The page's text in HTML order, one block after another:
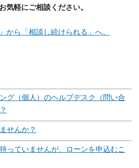
気軽にご相談ください。
から「相談し続けられる」へ。
グ（個人）のヘルプデスク（問い合
せんか？
っていませんが、ローンを申込むこ